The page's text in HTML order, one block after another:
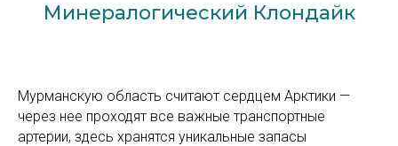
Минералогический Клондайк
Мурманскую область считают сердцем Арктики —
через нее проходят все важные транспортные
артерии, здесь хранятся уникальные запасы